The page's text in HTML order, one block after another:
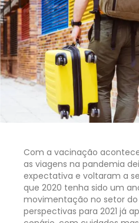
Com a vacinação
as viagens na pandemia
expectativa e voltaram a
que 2020 tenha sido um
movimentação no setor do
perspectivas para 2021 já